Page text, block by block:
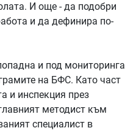
И още - да подобри
и да дефинира по-
и под мониторинга
на БФС. Като част
и инспекция през
методист към
специалист в